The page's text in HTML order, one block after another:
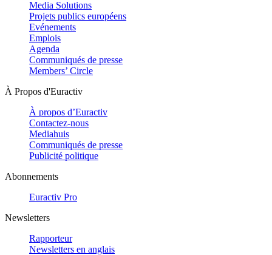
Media Solutions
Projets publics européens
Evénements
Emplois
Agenda
Communiqués de presse
Members’ Circle
À Propos d'Euractiv
À propos d’Euractiv
Contactez-nous
Mediahuis
Communiqués de presse
Publicité politique
Abonnements
Euractiv Pro
Newsletters
Rapporteur
Newsletters en anglais